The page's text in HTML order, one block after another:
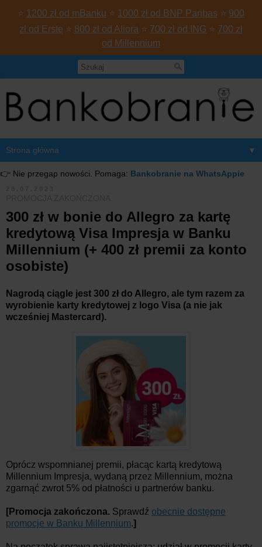
⭐ 1200 zł od mBanku ⭐ 1000 zł od BNP Paribas ⭐ 900
zł od Erste ⭐ 800 zł od Aliora ⭐ 700 zł od ING ⭐ 700 zł
od Millennium
▼
👉 Nie przegap nowości. Pomaga: Bankobranie na WhatsAppie
300 zł w bonie do Allegro za kartę
kredytową Visa Impresja w Banku
Millennium (+ 400 zł premii za konto
osobiste)
Nagrodą ciągle jest 300 zł do Allegro, ale tym razem za
wyrobienie karty kredytowej z logo Visa (a nie jak
wcześniej Mastercard).
Oprócz wspomnianej premii, płacąc kartą kredytową
Millennium Impresja, wydaną przez Millennium, można
zgarnąć zwrot 5% od płatności u partnerów banku.
[Promocja zakończona. Sprawdź obecnie dostępne
promocje w Banku Millennium.]